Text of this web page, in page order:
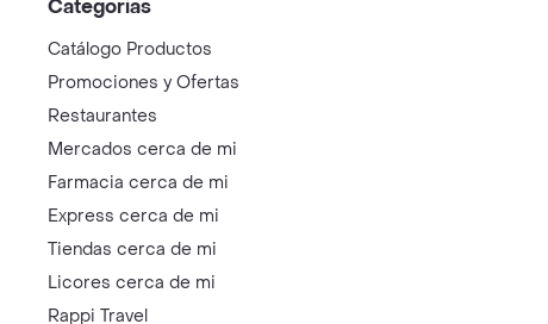
Categorías
Catálogo Productos
Promociones y Ofertas
Restaurantes
Mercados cerca de mi
Farmacia cerca de mi
Express cerca de mi
Tiendas cerca de mi
Licores cerca de mi
Rappi Travel